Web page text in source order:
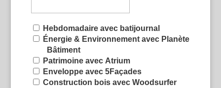
Hebdomadaire avec batijournal
Énergie & Environnement avec Planète
Bâtiment
Patrimoine avec Atrium
Enveloppe avec 5Façades
Construction bois avec Woodsurfer